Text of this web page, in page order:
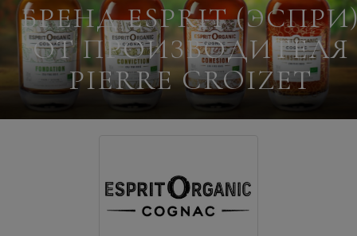
БРЕНД ESPRIT
ОТ ПРОИЗВОДИТЕЛЯ
PIERRE CROIZET